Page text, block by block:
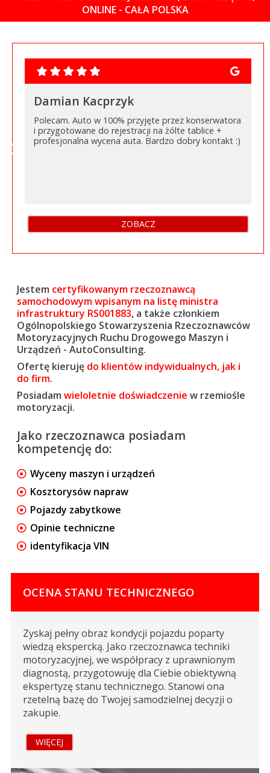
ONLINE - CAŁA POLSKA
Damian Kacprzyk
Polecam. Auto w 100% przyjęte przez konserwatora
i przygotowane do rejestracji na żólte tablice +
profesjonalna wycena auta. Bardzo dobry kontakt :)
ZOBACZ
‹
Jestem certyfikowanym rzeczoznawcą
samochodowym wpisanym na listę ministra
infrastruktury RS001883, a także członkiem
Ogólnopolskiego Stowarzyszenia Rzeczoznawców
Motoryzacyjnych Ruchu Drogowego Maszyn i
Urządzeń - AutoConsulting.
Ofertę kieruję do klientów indywidualnych, jak i
do firm.
Posiadam wieloletnie doświadczenie w rzemiośle
motoryzacji.
Jako rzeczoznawca posiadam
kompetencję do:
Wyceny maszyn i urządzeń
Kosztorysów napraw
Pojazdy zabytkowe
Opinie techniczne
identyfikacja VIN
OCENA STANU TECHNICZNEGO
Zyskaj pełny obraz kondycji pojazdu poparty
wiedzą ekspercką. Jako rzeczoznawca techniki
motoryzacyjnej, we współpracy z uprawnionym
diagnostą, przygotowuję dla Ciebie obiektywną
ekspertyzę stanu technicznego. Stanowi ona
rzetelną bazę do Twojej samodzielnej decyzji o
zakupie.
WIĘCEJ